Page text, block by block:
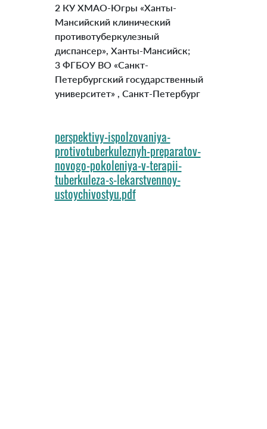
2 КУ ХМАО-Югры «Ханты-
Мансийский клинический
противотуберкулезный
диспансер», Ханты-Мансийск;
3 ФГБОУ ВО «Санкт-
Петербургский государственный
университет» , Санкт-Петербург
perspektivy-ispolzovaniya-
protivotuberkuleznyh-preparatov-
novogo-pokoleniya-v-terapii-
tuberkuleza-s-lekarstvennoy-
ustoychivostyu.pdf